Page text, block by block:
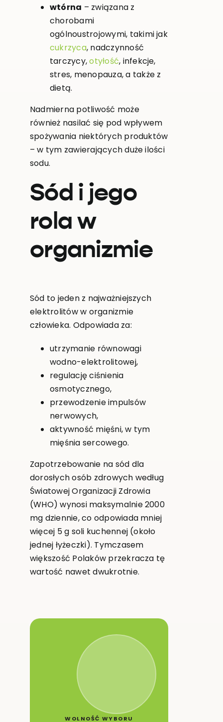
wtórna – związana z
chorobami
ogólnoustrojowymi, takimi jak
cukrzyca, nadczynność
tarczycy,otyłość, infekcje,
stres, menopauza, a także z
dietą.
Nadmierna potliwość może
również nasilać się pod wpływem
spożywania niektórych produktów
– w tym zawierających duże ilości
sodu.
Sód i jego
rola w
organizmie
Sód to jeden z najważniejszych
elektrolitów w organizmie
człowieka. Odpowiada za:
utrzymanie równowagi
wodno-elektrolitowej,
regulację ciśnienia
osmotycznego,
przewodzenie impulsów
nerwowych,
aktywność mięśni, w tym
mięśnia sercowego.
Zapotrzebowanie na sód dla
dorosłych osób zdrowych według
Światowej Organizacji Zdrowia
(WHO) wynosi maksymalnie 2000
mg dziennie, co odpowiada mniej
więcej 5 g soli kuchennej (około
jednej łyżeczki). Tymczasem
większość Polaków przekracza tę
wartość nawet dwukrotnie.
WOLNOŚĆ WYBORU